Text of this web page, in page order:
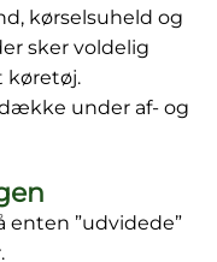
kørselsuheld og
sker voldelig
køretøj.
under af- og
”udvidede”